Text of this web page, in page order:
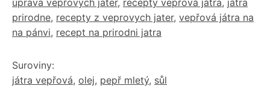
úprava vepřových jater, recepty vepřová játra, játra
prirodne, recepty z veprovych jater, vepřová játra na
na pánvi, recept na prirodni jatra
Suroviny:
játra vepřová, olej, pepř mletý, sůl